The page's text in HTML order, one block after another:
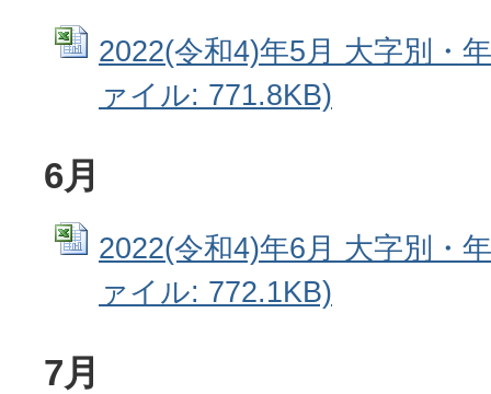
2022(令和4)年5月 大字別・
ァイル: 771.8KB)
6月
2022(令和4)年6月 大字別・
ァイル: 772.1KB)
7月